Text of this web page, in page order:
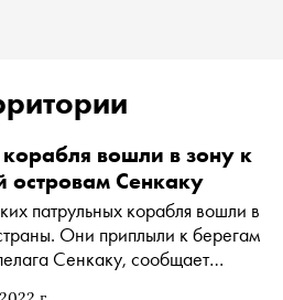
вошли в зону к
островам Сенкаку
патрульных корабля вошли в
Они приплыли к берегам
сообщает